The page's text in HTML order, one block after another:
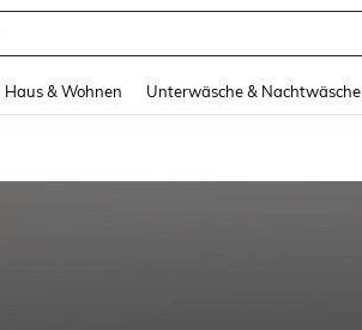
Haus & Wohnen Unterwäsche & Nachtwäsche